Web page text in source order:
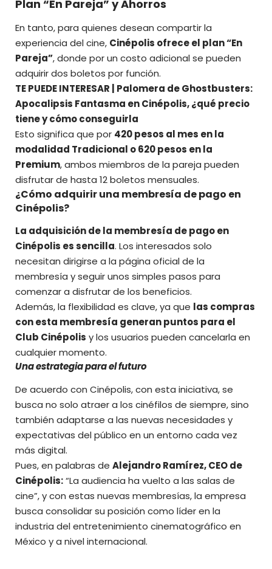
Plan “En Pareja” y Ahorros
En tanto, para quienes desean compartir la
experiencia del cine, Cinépolis ofrece el plan “En
Pareja”, donde por un costo adicional se pueden
adquirir dos boletos por función.
TE PUEDE INTERESAR | Palomera de Ghostbusters:
Apocalipsis Fantasma en Cinépolis, ¿qué precio
tiene y cómo conseguirla
Esto significa que por 420 pesos al mes en la
modalidad Tradicional o 620 pesos en la
Premium, ambos miembros de la pareja pueden
disfrutar de hasta 12 boletos mensuales.
¿Cómo adquirir una membresía de pago en
Cinépolis?
La adquisición de la membresía de pago en
Cinépolis es sencilla. Los interesados solo
necesitan dirigirse a la página oficial de la
membresía y seguir unos simples pasos para
comenzar a disfrutar de los beneficios.
Además, la flexibilidad es clave, ya que las compras
con esta membresía generan puntos para el
Club Cinépolis y los usuarios pueden cancelarla en
cualquier momento.
Una estrategia para el futuro
De acuerdo con Cinépolis, con esta iniciativa, se
busca no solo atraer a los cinéfilos de siempre, sino
también adaptarse a las nuevas necesidades y
expectativas del público en un entorno cada vez
más digital.
Pues, en palabras de Alejandro Ramírez, CEO de
Cinépolis:“La audiencia ha vuelto a las salas de
cine”, y con estas nuevas membresías, la empresa
busca consolidar su posición como líder en la
industria del entretenimiento cinematográfico en
México y a nivel internacional.